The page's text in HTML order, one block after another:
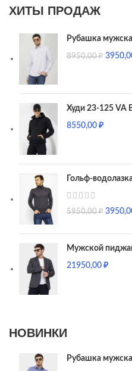
ХИТЫ ПРОДАЖ
Рубашка
8950,00₽
Худи 23-125 VA
8550,00₽
Гольф-
5950,00₽
Мужской
21950,00₽
НОВИНКИ
Рубашка